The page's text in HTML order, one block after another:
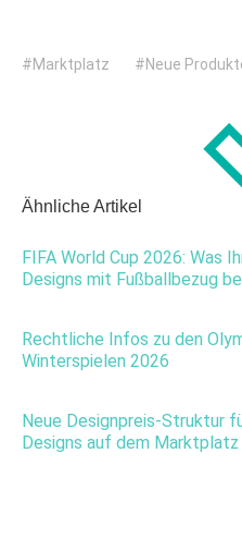
Marktplatz Neue
Ähnliche Artikel
FIFA World Cup 2026: Was
Designs mit Fußballbezug
Rechtliche Infos zu den
Winterspielen 2026
Neue Designpreis-Struktur
Designs auf dem Marktplatz